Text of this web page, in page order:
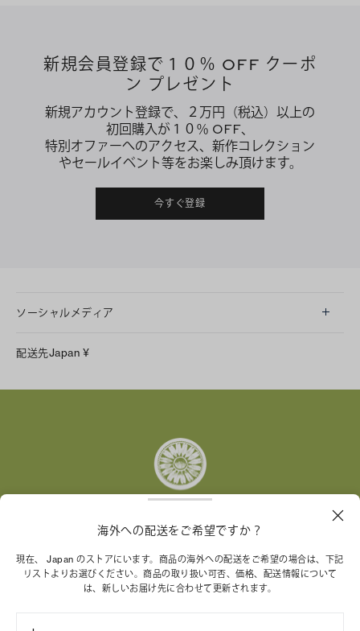
新規会員登録で１０％ OFF クーポ
ン プレゼント
新規アカウント登録で、２万円（税込）以上の
初回購入が１０％ OFF、
特別オファーへのアクセス、新作コレクション
やセールイベント等をお楽しみ頂けます。
今すぐ登録
ソーシャルメディア
Facebook
配送先Japan ¥
くことを支援しています。
海外への配送をご希望ですか？
現在、 Japan のストアにいます。商品の海外への配送をご希望の場合は、下記
リストよりお選びください。商品の取り扱い可否、価格、配送情報について
は、新しいお届け先に合わせて更新されます。